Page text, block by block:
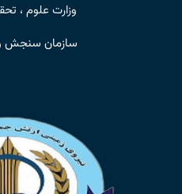
وزارت علوم ،
سازمان سنجش